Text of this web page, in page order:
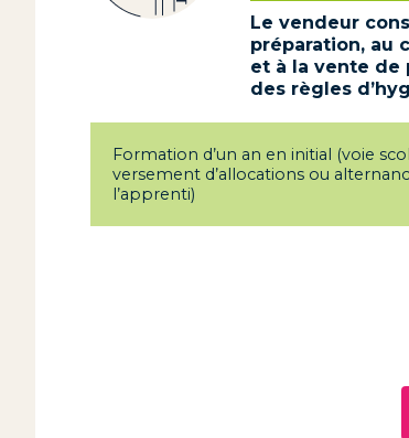
Le vendeur
préparation, au
et à la vente de
des règles
Formation d’un an en initial (voie
versement d’allocations ou
l’apprenti)